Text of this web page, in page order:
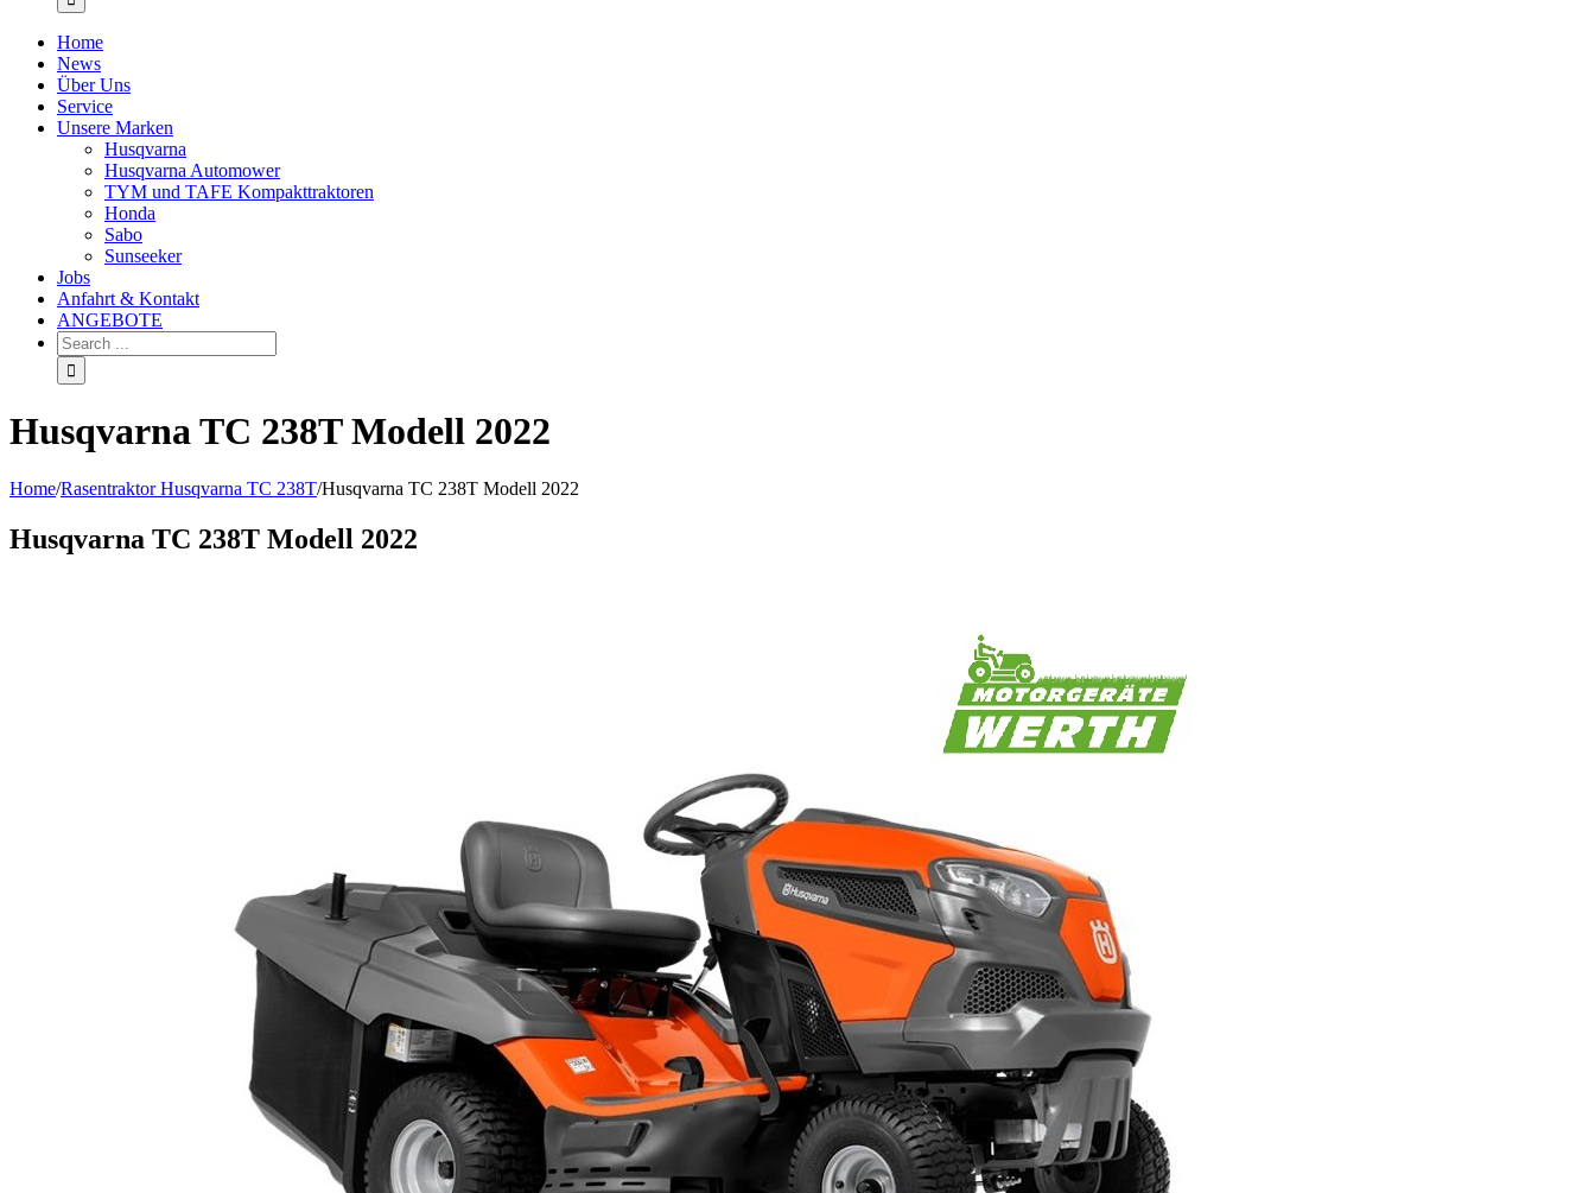
Home
News
Über Uns
Service
Unsere Marken
Husqvarna
Husqvarna Automower
TYM und TAFE Kompakttraktoren
Honda
Sabo
Sunseeker
Jobs
Anfahrt & Kontakt
ANGEBOTE
Husqvarna TC 238T Modell 2022
Home/Rasentraktor Husqvarna TC 238T/Husqvarna TC 238T Modell 2022
Husqvarna TC 238T Modell 2022